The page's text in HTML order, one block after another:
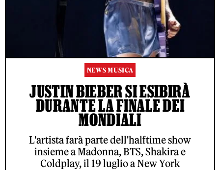
NEWS MUSICA
JUSTIN BIEBER SI ESIBIRÀ
DURANTE LA FINALE DEI
MONDIALI
L'artista farà parte dell'halftime show
insieme a Madonna, BTS, Shakira e
Coldplay, il 19 luglio a New York